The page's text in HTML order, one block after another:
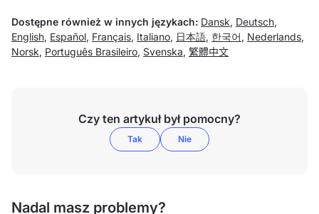
Dostępne również w innych językach: Dansk, Deutsch,
English, Español, Français, Italiano, 日本語, 한국어 , Nederlands,
Norsk, Português Brasileiro, Svenska, 繁體中文
Czy ten artykuł był pomocny?
Tak Nie
Nadal masz problemy?